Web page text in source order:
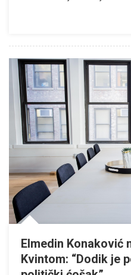
Elmedin Konaković
Kvintom: “Dodik je